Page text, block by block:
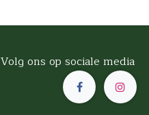
Volg ons op sociale media